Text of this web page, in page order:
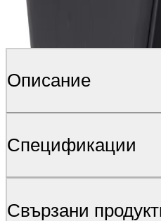
Описание
Спецификации
Свързани